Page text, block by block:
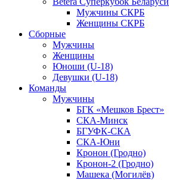
Мужчины СКРБ
Женщины СКРБ
Сборные
Мужчины
Женщины
Юноши (U-18)
Девушки (U-18)
Команды
Мужчины
БГК «Мешков Брест»
СКА-Минск
БГУФК-СКА
СКА-Юни
Кронон (Гродно)
Кронон-2 (Гродно)
Машека (Могилёв)